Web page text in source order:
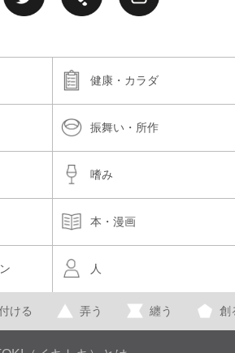
健康・カラダ
振舞い・所作
嗜み
本・漫画
人
ける 弄う 纏う 創